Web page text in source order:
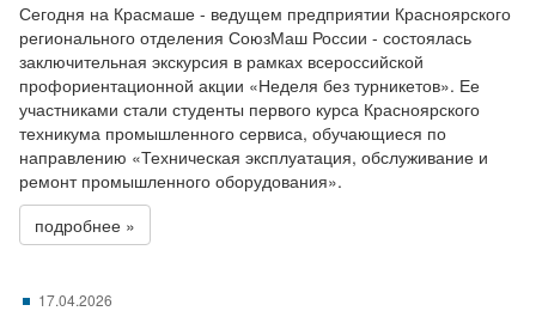
Сегодня на Красмаше - ведущем предприятии Красноярского
регионального отделения СоюзМаш России - состоялась
заключительная экскурсия в рамках всероссийской
профориентационной акции «Неделя без турникетов». Ее
участниками стали студенты первого курса Красноярского
техникума промышленного сервиса, обучающиеся по
направлению «Техническая эксплуатация, обслуживание и
ремонт промышленного оборудования».
подробнее »
17.04.2026